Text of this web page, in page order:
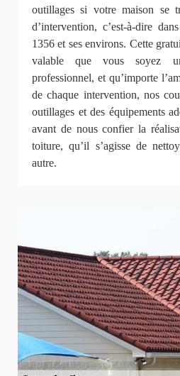
outillages si votre maison se
d’intervention, c’est-à-dire
1356 et ses environs. Cette
valable que vous soyez
professionnel, et qu’importe
de chaque intervention, nos
outillages et des équipements
avant de nous confier la
toiture, qu’il s’agisse de
autre.